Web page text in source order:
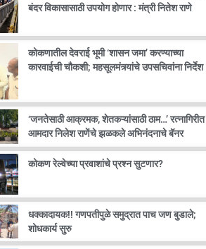
बंदर विकासासाठी उपयोग होणार : मंत्री नितेश राणे
कोकणातील देवराई भूमी ‘शासन जमा’ करण्याच्या
कारवाईची चौकशी; महसूलमंत्र्यांचे उपसचिवांना निर्देश
‘जनतेसाठी आक्रमक, शेतकऱ्यांसाठी ठाम…’ रत्नागिरीत
आमदार निलेश राणेंचे झळकले अभिनंदनाचे बॅनर
कोकण रेल्वेच्या प्रवाशांचे प्रश्न सुटणार?
धक्कादायक!! गणपतीपुळे समुद्रात पाच जण बुडाले;
शोधकार्य सुरु